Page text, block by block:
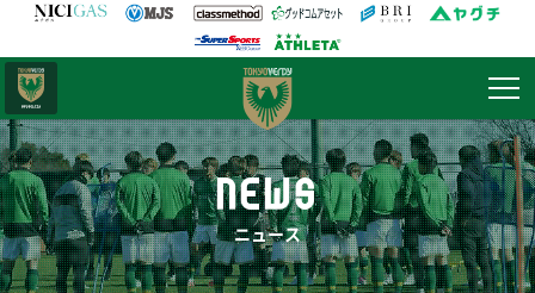
NEWS
ニュース